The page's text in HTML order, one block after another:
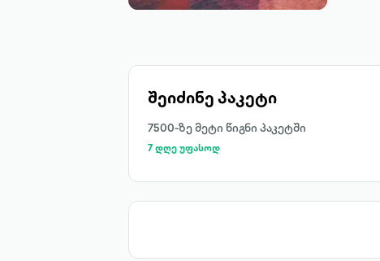
შეიძინე პაკეტი
7500-ზე მეტი წიგნი პაკეტში
7 დღე უფასოდ